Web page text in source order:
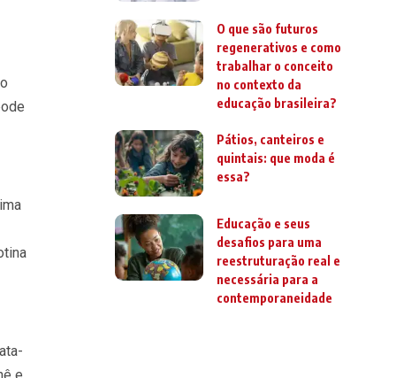
O que são futuros
regenerativos e como
trabalhar o conceito
no contexto da
educação brasileira?
Pátios, canteiros e
quintais: que moda é
essa?
Educação e seus
desafios para uma
reestruturação real e
necessária para a
contemporaneidade